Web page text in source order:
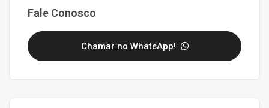
Fale Conosco
Chamar no WhatsApp!